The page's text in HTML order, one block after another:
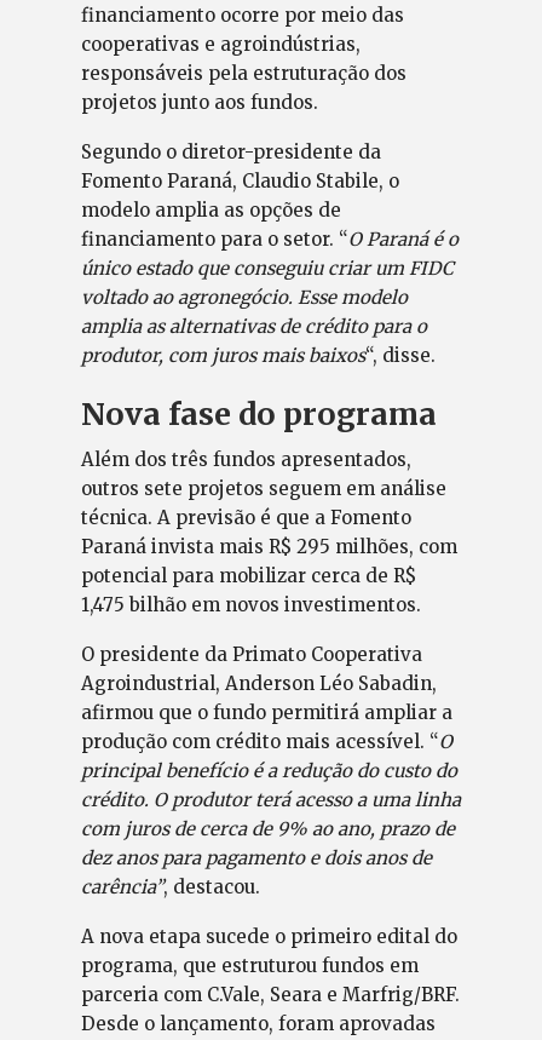
financiamento ocorre por meio das
cooperativas e agroindústrias,
responsáveis pela estruturação dos
projetos junto aos fundos.
Segundo o diretor-presidente da
Fomento Paraná, Claudio Stabile, o
modelo amplia as opções de
financiamento para o setor. “O Paraná é o
único estado que conseguiu criar um FIDC
voltado ao agronegócio. Esse modelo
amplia as alternativas de crédito para o
produtor, com juros mais baixos“, disse.
Nova fase do programa
Além dos três fundos apresentados,
outros sete projetos seguem em análise
técnica. A previsão é que a Fomento
Paraná invista mais R$ 295 milhões, com
potencial para mobilizar cerca de R$
1,475 bilhão em novos investimentos.
O presidente da Primato Cooperativa
Agroindustrial, Anderson Léo Sabadin,
afirmou que o fundo permitirá ampliar a
produção com crédito mais acessível. “O
principal benefício é a redução do custo do
crédito. O produtor terá acesso a uma linha
com juros de cerca de 9% ao ano, prazo de
dez anos para pagamento e dois anos de
carência”, destacou.
A nova etapa sucede o primeiro edital do
programa, que estruturou fundos em
parceria com C.Vale, Seara e Marfrig/BRF.
Desde o lançamento, foram aprovadas